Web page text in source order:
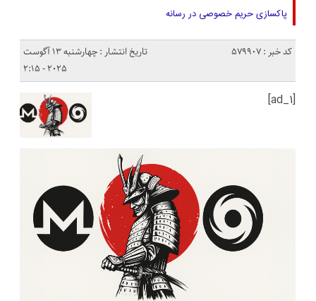
پاکسازی حریم خصوصی در رسانه
کد خبر : 579907
تاریخ انتشار : چهارشنبه 13 آگوست
2025 - 2:15
[ad_1]